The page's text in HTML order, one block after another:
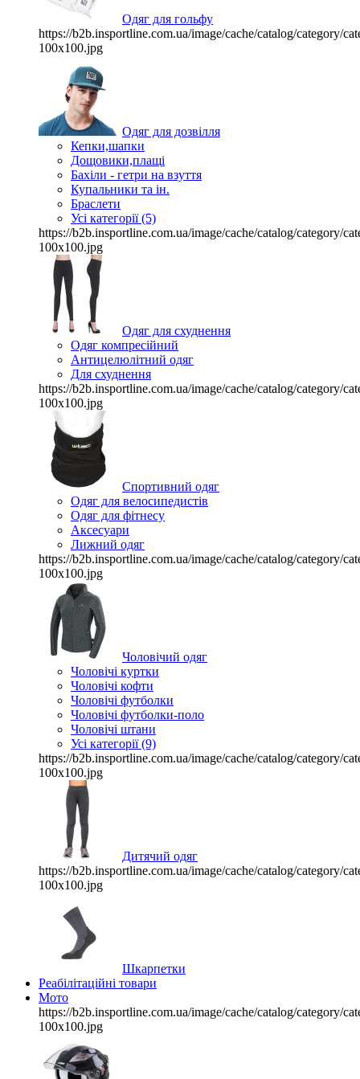
Одяг для гольфу
https://b2b.insportline.com.ua/image/cache/catalog/category/
100x100.jpg
Одяг для дозвілля
Кепки,шапки
Дощовики,плащі
Бахіли - гетри на взуття
Купальники та ін.
Браслети
Усі категорії (5)
https://b2b.insportline.com.ua/image/cache/catalog/category/
100x100.jpg
Одяг для схуднення
Одяг компресійний
Антицелюлітний одяг
Для схуднення
https://b2b.insportline.com.ua/image/cache/catalog/category/
100x100.jpg
Спортивний одяг
Одяг для велосипедистів
Одяг для фітнесу
Аксесуари
Лижний одяг
https://b2b.insportline.com.ua/image/cache/catalog/category/
100x100.jpg
Чоловічий одяг
Чоловічі куртки
Чоловічі кофти
Чоловічі футболки
Чоловічі футболки-поло
Чоловічі штани
Усі категорії (9)
https://b2b.insportline.com.ua/image/cache/catalog/category/
100x100.jpg
Дитячий одяг
https://b2b.insportline.com.ua/image/cache/catalog/category/
100x100.jpg
Шкарпетки
Реабілітаційні товари
Мото
https://b2b.insportline.com.ua/image/cache/catalog/category/
100x100.jpg